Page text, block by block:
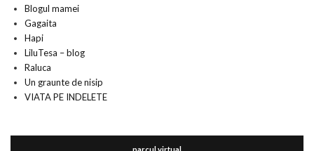
Blogul mamei
Gagaita
Hapi
LiluTesa – blog
Raluca
Un graunte de nisip
VIATA PE INDELETE